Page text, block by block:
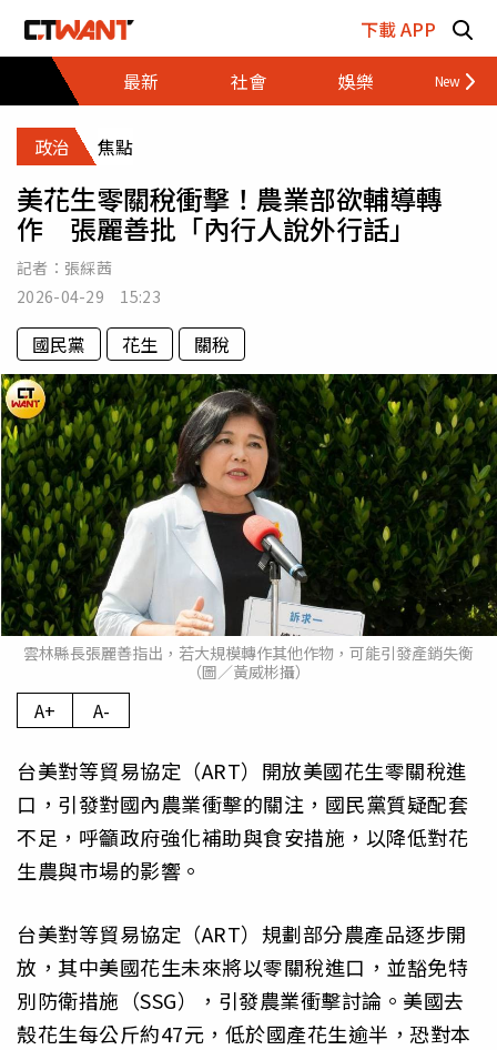
下載 APP
最新
社會 娛樂 財經
政治 焦點
美花生零關稅衝擊！農業部欲輔導轉
作 張麗善批「內行人說外行話」
記者： 張綵茜
2026-04-29 15:23
國民黨 花生 關稅
雲林縣長張麗善指出，若大規模轉作其他作物，可能引發產銷失衡
（圖／黃威彬攝）
A+ A-
台美對等貿易協定（ART）開放美國花生零關稅進
口，引發對國內農業衝擊的關注，國民黨質疑配套
不足，呼籲政府強化補助與食安措施，以降低對花
生農與市場的影響。
台美對等貿易協定（ART）規劃部分農產品逐步開
放，其中美國花生未來將以零關稅進口，並豁免特
別防衛措施（SSG），引發農業衝擊討論。美國去
殼花生每公斤約47元，低於國產花生逾半，恐對本